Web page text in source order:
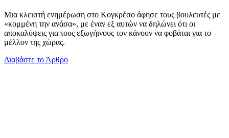
Μια κλειστή ενημέρωση στο Κογκρέσο άφησε τους βουλευτές με
«κομμένη την ανάσα», με έναν εξ αυτών να δηλώνει ότι οι
αποκαλύψεις για τους εξωγήινους τον κάνουν να φοβάται για το
μέλλον της χώρας.
Διαβάστε το Άρθρο